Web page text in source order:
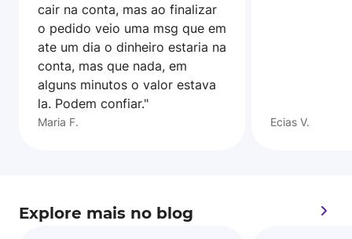
cair na conta, mas ao finalizar
o pedido veio uma msg que em
ate um dia o dinheiro estaria na
conta, mas que nada, em
alguns minutos o valor estava
la. Podem confiar."
Maria F. Ecias V.
Explore mais no blog